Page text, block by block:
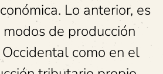
Lo anterior, es
de producción
como en el